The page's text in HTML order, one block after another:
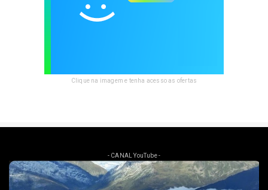
Clique na imagem e tenha acesso as ofertas
- CANAL YouTube -